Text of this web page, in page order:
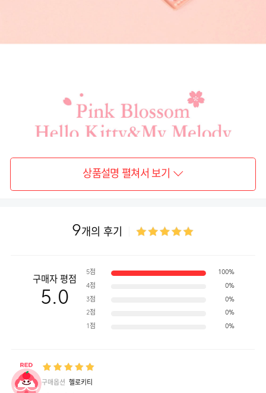
상품설명 펼쳐서 보기
9개의 후기
구매자 평점
5.0
5점 100%
4점 0%
3점 0%
2점 0%
1점 0%
구매옵션 헬로키티